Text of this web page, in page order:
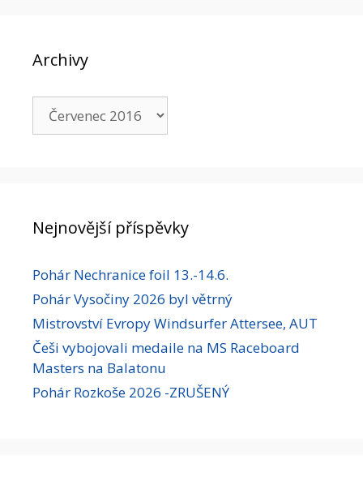
Archivy
Archivy
Nejnovější příspěvky
Pohár Nechranice foil 13.-14.6.
Pohár Vysočiny 2026 byl větrný
Mistrovství Evropy Windsurfer Attersee, AUT
Češi vybojovali medaile na MS Raceboard
Masters na Balatonu
Pohár Rozkoše 2026 -ZRUŠENÝ